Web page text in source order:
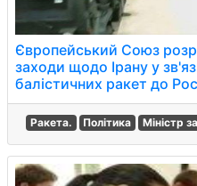
Європейський Союз
заходи щодо Ірану у
балістичних ракет до
Ракета. Політика Міністр